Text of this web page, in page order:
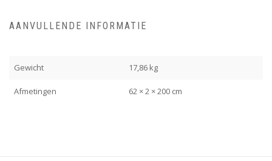
AANVULLENDE INFORMATIE
Gewicht 17,86 kg
Afmetingen 62 × 2 × 200 cm